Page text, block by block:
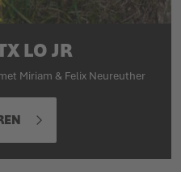
LO JR
Miriam & Felix Neureuther